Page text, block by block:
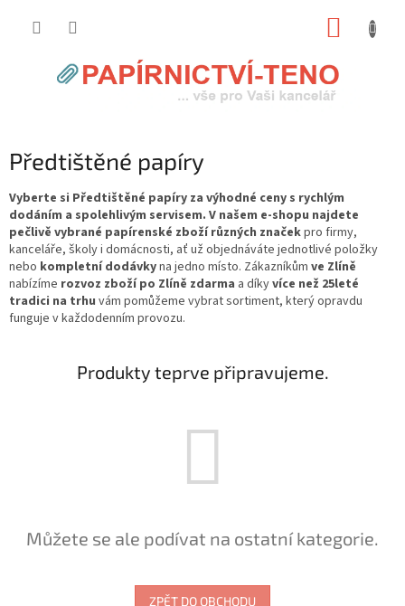
Předtištěné papíry
Vyberte si Předtištěné papíry za výhodné ceny s rychlým
dodáním a spolehlivým servisem. V našem e-shopu najdete
pečlivě vybrané papírenské zboží různých značekpro firmy,
kanceláře, školy i domácnosti, ať už objednáváte jednotlivé položky
nebo kompletní dodávkyna jedno místo. Zákazníkům ve Zlíně
nabízíme rozvoz zboží po Zlíně zdarma a díkyvíce než 25leté
tradici na trhu vám pomůžeme vybrat sortiment, který opravdu
funguje v každodenním provozu.
Produkty teprve připravujeme.
Můžete se ale podívat na ostatní kategorie.
ZPĚT DO OBCHODU